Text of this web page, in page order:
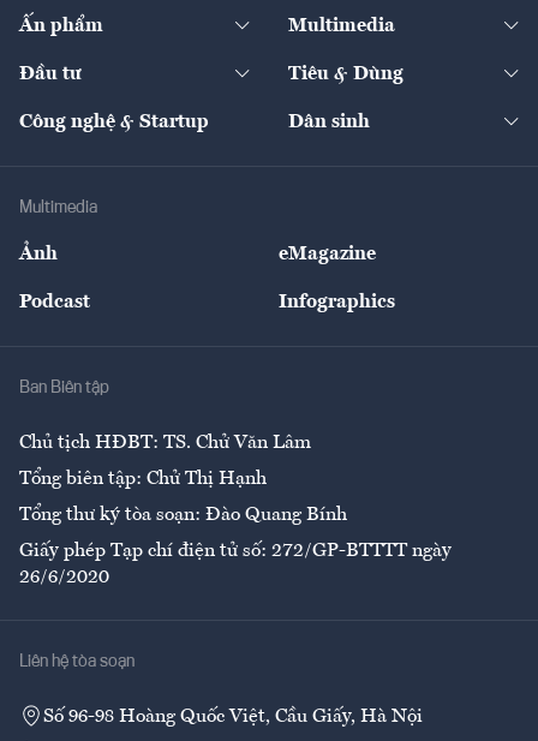
Khung pháp lý
Start-up
Quản trị số
Tư vấn
Thị trường
Nông sản
Kinh tế
Ấn phẩm
The Guide
Multimedia
Đầu tư Tiêu & Dùng
Giải trí
Công nghệ & Startup Dân sinh
Multimedia
Ảnh eMagazine
Podcast Infographics
Ban Biên tập
Chủ tịch HĐBT: TS. Chử Văn Lâm
Tổng biên tập: Chử Thị Hạnh
Tổng thư ký tòa soạn: Đào Quang Bính
Giấy phép Tạp chí điện tử số: 272/GP-BTTTT ngày
26/6/2020
Liên hệ tòa soạn
Số 96-98 Hoàng Quốc Việt, Cầu Giấy, Hà Nội